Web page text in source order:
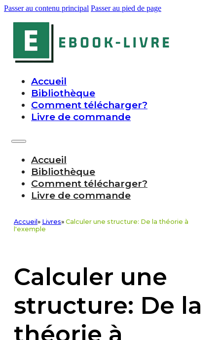
Passer au contenu principal Passer au pied de page
Accueil
Bibliothèque
Comment télécharger?
Livre de commande
Accueil
Bibliothèque
Comment télécharger?
Livre de commande
Accueil » Livres» Calculer une structure: De la théorie à
l'exemple
Calculer une
structure: De la
théorie à